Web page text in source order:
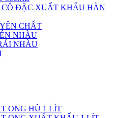
ĐẶC XUẤT KHẨU HÀN
CHẤT
NHÀU
NHÀU
ONG HŨ 1 LÍT